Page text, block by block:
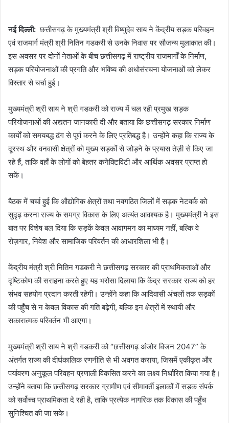
नई दिल्ली:छत्तीसगढ़ के मुख्यमंत्री श्री विष्णुदेव साय ने केंद्रीय सड़क परिवहन
एवं राजमार्ग मंत्री श्री नितिन गडकरी से उनके निवास पर सौजन्य मुलाकात की।
इस अवसर पर दोनों नेताओं के बीच छत्तीसगढ़ में राष्ट्रीय राजमार्गों के निर्माण,
सड़क परियोजनाओं की प्रगति और भविष्य की अधोसंरचना योजनाओं को लेकर
विस्तार से चर्चा हुई।
मुख्यमंत्री श्री साय ने श्री गडकरी को राज्य में चल रही प्रमुख सड़क
परियोजनाओं की अद्यतन जानकारी दी और बताया कि छत्तीसगढ़ सरकार निर्माण
कार्यों को समयबद्ध ढंग से पूर्ण करने के लिए प्रतिबद्ध है। उन्होंने कहा कि राज्य के
दूरस्थ और वनवासी क्षेत्रों को मुख्य सड़कों से जोड़ने के प्रयास तेज़ी से किए जा
रहे हैं, ताकि वहाँ के लोगों को बेहतर कनेक्टिविटी और आर्थिक अवसर प्राप्त हो
सकें।
बैठक में चर्चा हुई कि औद्योगिक क्षेत्रों तथा नवगठित जिलों में सड़क नेटवर्क को
सुदृढ़ करना राज्य के समग्र विकास के लिए अत्यंत आवश्यक है। मुख्यमंत्री ने इस
बात पर विशेष बल दिया कि सड़कें केवल आवागमन का माध्यम नहीं, बल्कि वे
रोज़गार, निवेश और सामाजिक परिवर्तन की आधारशिला भी हैं।
केंद्रीय मंत्री श्री नितिन गडकरी ने छत्तीसगढ़ सरकार की प्राथमिकताओं और
दृष्टिकोण की सराहना करते हुए यह भरोसा दिलाया कि केंद्र सरकार राज्य को हर
संभव सहयोग प्रदान करती रहेगी। उन्होंने कहा कि आदिवासी अंचलों तक सड़कों
की पहुँच से न केवल विकास की गति बढ़ेगी, बल्कि इन क्षेत्रों में स्थायी और
सकारात्मक परिवर्तन भी आएगा।
मुख्यमंत्री श्री साय ने श्री गडकरी को “छत्तीसगढ़ अंजोर विजन 2047” के
अंतर्गत राज्य की दीर्घकालिक रणनीति से भी अवगत कराया, जिसमें एकीकृत और
पर्यावरण अनुकूल परिवहन प्रणाली विकसित करने का लक्ष्य निर्धारित किया गया है।
उन्होंने बताया कि छत्तीसगढ़ सरकार ग्रामीण एवं सीमावर्ती इलाकों में सड़क संपर्क
को सर्वोच्च प्राथमिकता दे रही है, ताकि प्रत्येक नागरिक तक विकास की पहुँच
सुनिश्चित की जा सके।